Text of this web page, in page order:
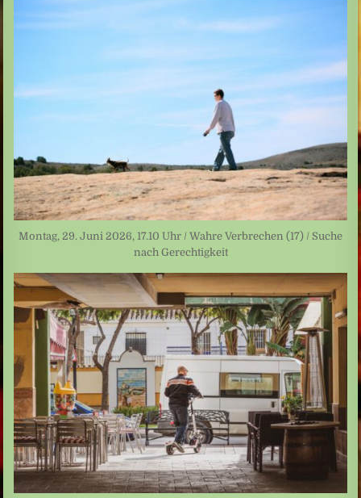
Montag, 29. Juni 2026, 17.10 Uhr / Wahre Verbrechen (17) / Suche
nach Gerechtigkeit